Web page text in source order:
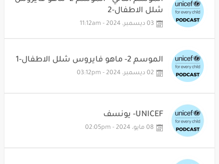
شلل الاطفال-2
03 ديسمبر، 2024 - 11:12am
الموسم 2- ماهو فايروس شلل الاطفال-1
02 ديسمبر، 2024 - 03:12pm
UNICEF- يونسف
08 مايو، 2024 - 02:05pm